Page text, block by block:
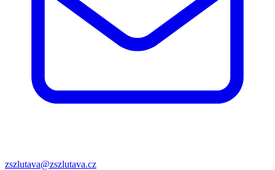
zszlutava@zszlutava.cz